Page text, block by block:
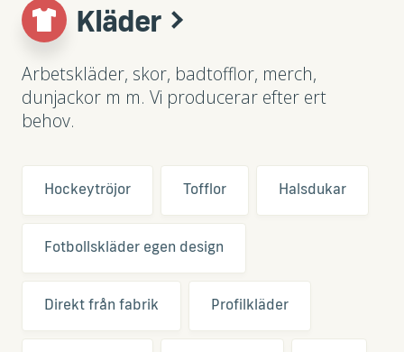
Kläder
Arbetskläder, skor, badtofflor, merch,
dunjackor m m. Vi producerar efter ert
behov.
Hockeytröjor Tofflor Halsdukar
Fotbollskläder egen design
Direkt från fabrik Profilkläder